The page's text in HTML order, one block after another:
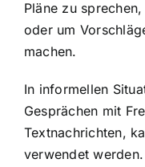
Pläne zu
oder um
machen.
In informellen
Gesprächen mit
Textnachrichten,
verwendet